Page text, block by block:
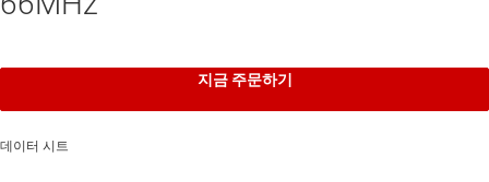
지금 주문하기
데이터 시트